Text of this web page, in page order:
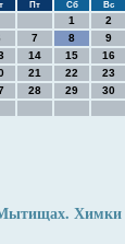
Пт Сб Вс
1
2
7 8
9
14 15
16
21 22
23
28 29
30
Химки